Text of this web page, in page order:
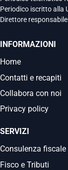
Periodico iscritto alla
Direttore
INFORMAZIONI
Home
Contatti e recapiti
Collabora con noi
Privacy policy
SERVIZI
Consulenza fiscale
Fisco e Tributi